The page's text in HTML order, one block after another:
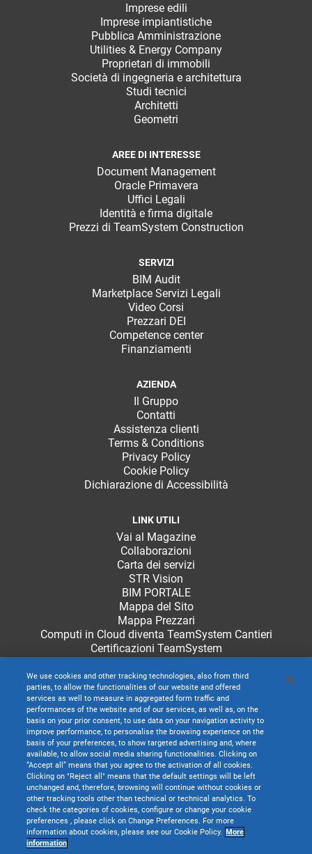
Imprese edili
Imprese impiantistiche
Pubblica Amministrazione
Utilities & Energy Company
Proprietari di immobili
Società di ingegneria e architettura
Studi tecnici
Architetti
Geometri
AREE DI INTERESSE
Document Management
Oracle Primavera
Uffici Legali
Identità e firma digitale
Prezzi di TeamSystem Construction
SERVIZI
BIM Audit
Marketplace Servizi Legali
Video Corsi
Prezzari DEI
Competence center
Finanziamenti
AZIENDA
Il Gruppo
Contatti
Assistenza clienti
Terms & Conditions
Privacy Policy
Cookie Policy
Dichiarazione di Accessibilità
LINK UTILI
Vai al Magazine
Collaborazioni
Carta dei servizi
STR Vision
BIM PORTALE
Mappa del Sito
Mappa Prezzari
Computi in Cloud diventa TeamSystem Cantieri
Certificazioni TeamSystem
TeamSystem S.p.A. società con socio unico soggetta all’attività di direzione e
coordinamento di TeamSystem Holdco S.p.A. - Cap. Soc. € 24.000.000 I.v. -
We use cookies and other tracking technologies, also from third
parties, to allow the functionalities of our website and offered
services as well to measure in aggregated form traffic and
performances of the website and of our services, as well as, on the
basis on your prior consent, to use data on your navigation activity to
improve performance, to personalise the browsing experience on the
basis of your preferences, to show targeted advertising and, where
available, to allow social media sharing functionalities. Clicking on
“Accept all” means that you agree to the activation of all cookies.
Clicking on "Reject all" means that the default settings will be left
unchanged and, therefore, browsing will continue without cookies or
other tracking tools other than technical or technical analytics. To
check the categories of cookies, configure or change your cookie
preferences , please click on Change Preferences. For more
information about cookies, please see our Cookie Policy. More
information